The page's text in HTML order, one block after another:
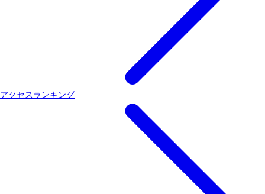
アクセスランキング